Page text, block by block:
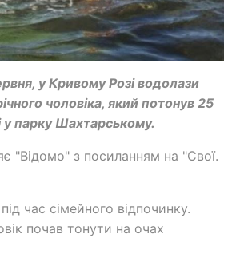
у Кривому Розі водолази
чоловіка, який потонув 25
у парку Шахтарському.
"Відомо" з посиланням на "Свої.
час сімейного відпочинку.
почав тонути на очах